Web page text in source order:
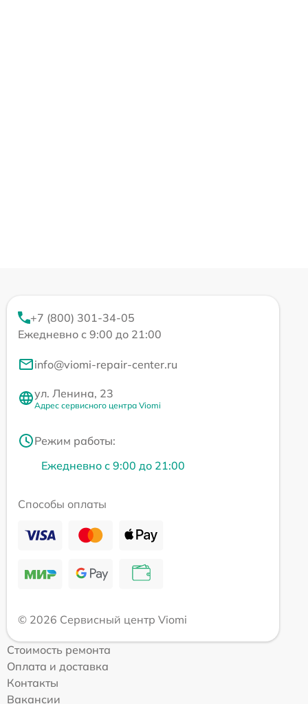
+7 (800) 301-34-05
Ежедневно с 9:00 до 21:00
info@viomi-repair-center.ru
ул. Ленина, 23
Адрес сервисного центра Viomi
Режим работы:
Ежедневно с 9:00 до 21:00
Способы оплаты
© 2026 Сервисный центр Viomi
Стоимость ремонта
Оплата и доставка
Контакты
Вакансии